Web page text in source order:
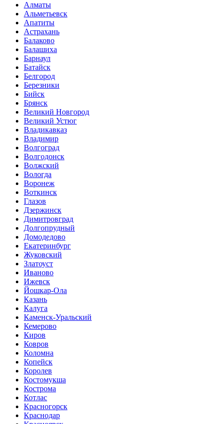
Алматы
Альметьевск
Апатиты
Астрахань
Балаково
Балашиха
Барнаул
Батайск
Белгород
Березники
Бийск
Брянск
Великий Новгород
Великий Устюг
Владикавказ
Владимир
Волгоград
Волгодонск
Волжский
Вологда
Воронеж
Воткинск
Глазов
Дзержинск
Димитровград
Долгопрудный
Домодедово
Екатеринбург
Жуковский
Златоуст
Иваново
Ижевск
Йошкар-Ола
Казань
Калуга
Каменск-Уральский
Кемерово
Киров
Ковров
Коломна
Копейск
Королев
Костомукша
Кострома
Котлас
Красногорск
Краснодар